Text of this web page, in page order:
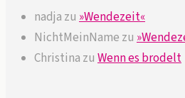
nadja zu »Wendezeit«
NichtMeinName zu
Christina zu Wenn es brodelt